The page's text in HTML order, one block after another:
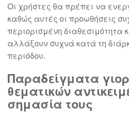
Οι χρήστες θα πρέπει να
καθώς αυτές οι προωθήσεις
περιορισμένη διαθεσιμότητα
αλλάξουν συχνά κατά τη
περιόδου.
Παραδείγματα
θεματικών
σημασία τους